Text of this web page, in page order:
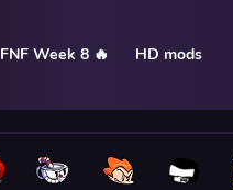
FNF Week 8 🔥 HD mods